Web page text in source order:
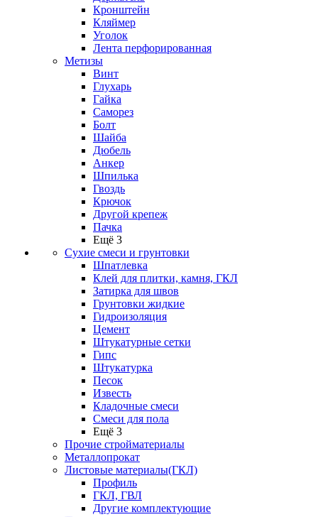
Кронштейн
Кляймер
Уголок
Лента перфорированная
Метизы
Винт
Глухарь
Гайка
Саморез
Болт
Шайба
Дюбель
Анкер
Шпилька
Гвоздь
Крючок
Другой крепеж
Пачка
Ещё 3
Сухие смеси и грунтовки
Шпатлевка
Клей для плитки, камня, ГКЛ
Затирка для швов
Грунтовки жидкие
Гидроизоляция
Цемент
Штукатурные сетки
Гипс
Штукатурка
Песок
Известь
Кладочные смеси
Смеси для пола
Ещё 3
Прочие стройматериалы
Металлопрокат
Листовые материалы(ГКЛ)
Профиль
ГКЛ, ГВЛ
Другие комплектующие